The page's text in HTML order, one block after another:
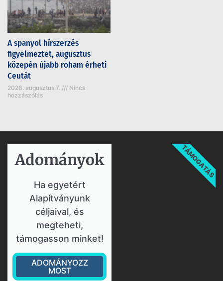
A spanyol hírszerzés
figyelmeztet, augusztus
közepén újabb roham érheti
Ceutát
2026. augusztus 7.
Nincs
hozzászólás
Adományok​
Ha egyetért
Alapítványunk
céljaival, és
megteheti,
támogasson minket!
ADOMÁNYOZZ
MOST
TÁMOGATÁS